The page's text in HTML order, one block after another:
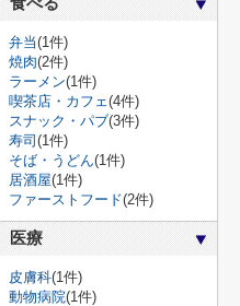
弁当(1件)
焼肉(2件)
ラーメン(1件)
喫茶店・カフェ(4件)
スナック・パブ(3件)
寿司 (1件)
そば・うどん(1件)
居酒屋(1件)
ファーストフード(2件)
医療
皮膚科(1件)
動物病院(1件)